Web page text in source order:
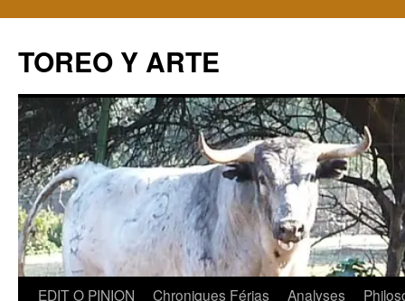
TOREO Y ARTE
Aller
EDIT O PINION Chroniques Férias Analyses